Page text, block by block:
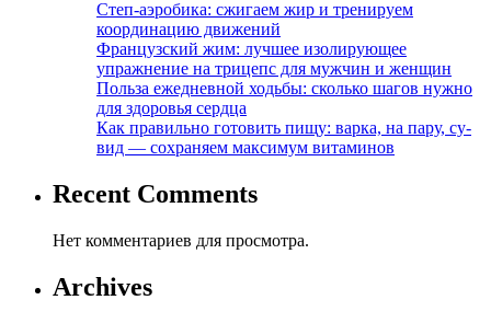
Степ-аэробика: сжигаем жир и тренируем
координацию движений
Французский жим: лучшее изолирующее
упражнение на трицепс для мужчин и женщин
Польза ежедневной ходьбы: сколько шагов нужно
для здоровья сердца
Как правильно готовить пищу: варка, на пару, су-
вид — сохраняем максимум витаминов
Recent Comments
Нет комментариев для просмотра.
Archives